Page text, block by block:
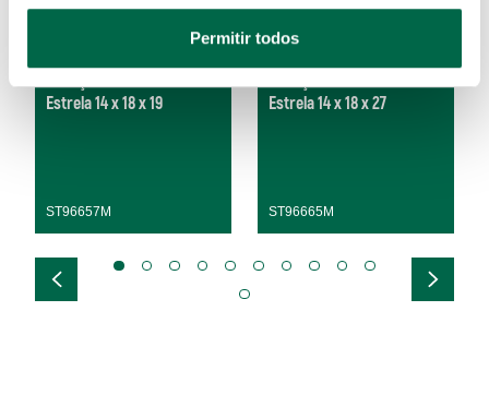
Permitir todos
Cabeça Intercambiável
Estrela 14 x 18 x 19
ST96657M
Cabeça Intercambiável
Estrela 14 x 18 x 27
ST96665M